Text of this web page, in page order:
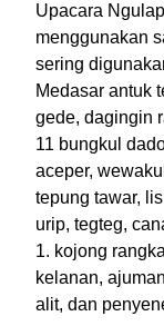
Upacara
menggunakan
sering
Medasar antuk
gede, dagingin
11 bungkul
aceper,
tepung tawar,
urip, tegteg,
1. kojong
kelanan,
alit, dan